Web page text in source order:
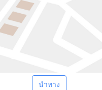
นำทาง